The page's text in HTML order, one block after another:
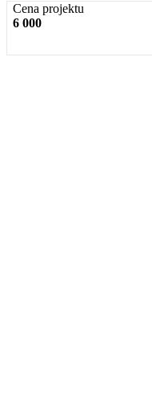
Cena projektu
6 000